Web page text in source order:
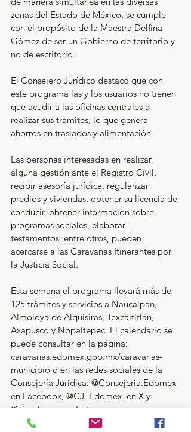
zonas del Estado de México, se cumple
con el propósito de la Maestra Delfina
Gómez de ser un Gobierno de territorio y
no de escritorio.
El Consejero Jurídico destacó que con
este programa las y los usuarios no tienen
que acudir a las oficinas centrales a
realizar sus trámites, lo que genera
ahorros en traslados y alimentación.
Las personas interesadas en realizar
alguna gestión ante el Registro Civil,
recibir asesoría jurídica, regularizar
predios y viviendas, obtener su licencia de
conducir, obtener información sobre
programas sociales, elaborar
testamentos, entre otros, pueden
acercarse a las Caravanas Itinerantes por
la Justicia Social.
Esta semana el programa llevará más de
125 trámites y servicios a Naucalpan,
Almoloya de Alquisiras, Texcaltitlán,
Axapusco y Nopaltepec. El calendario se
puede consultar en la página:
caravanas.edomex.gob.mx/caravanas-
municipio o en las redes sociales de la
Consejería Jurídica: @Consejeria.Edomex
en Facebook, @CJ_Edomex  en X y
@cj_edomex en Instagram.